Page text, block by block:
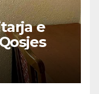
e